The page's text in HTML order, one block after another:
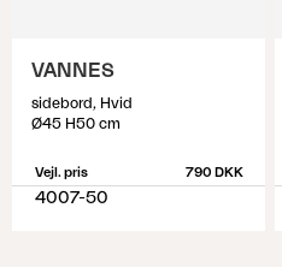
VANNES
sidebord, Hvid
Ø45 H50 cm
Vejl. pris 790 DKK
4007-50